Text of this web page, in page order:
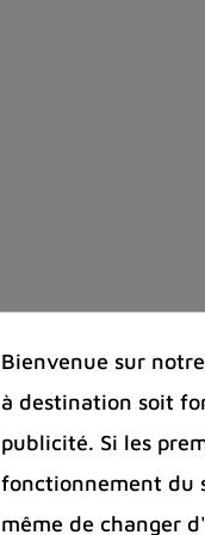
Bienvenue sur
à destination soit
publicité. Si les
fonctionnement du
même de changer